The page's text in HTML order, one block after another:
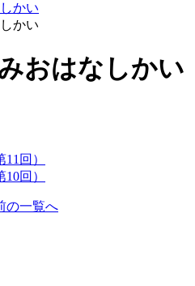
かい
かい
おはなしかい
回）
回）
の一覧へ